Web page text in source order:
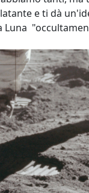
e ti dà
Luna